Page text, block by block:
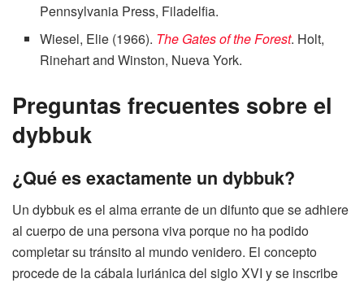
Pennsylvania Press, Filadelfia.
Wiesel, Elie (1966). The Gates of the Forest. Holt,
Rinehart and Winston, Nueva York.
Preguntas frecuentes sobre el
dybbuk
¿Qué es exactamente un dybbuk?
Un dybbuk es el alma errante de un difunto que se adhiere
al cuerpo de una persona viva porque no ha podido
completar su tránsito al mundo venidero. El concepto
procede de la cábala luriánica del siglo XVI y se inscribe